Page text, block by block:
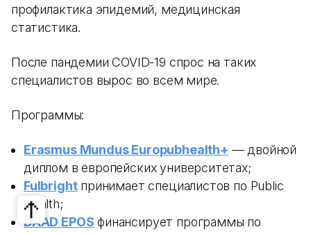
профилактика эпидемий, медицинская
статистика.
После пандемии COVID-19 спрос на таких
специалистов вырос во всем мире.
Программы:
Erasmus Mundus Europubhealth+ — двойной
диплом в европейских университетах;
Fulbrightпринимает специалистов по Public
Health;
DAAD EPOS финансирует программы по